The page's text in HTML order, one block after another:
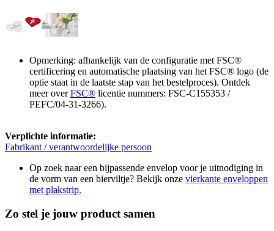
Opmerking: afhankelijk van de configuratie met FSC®
certificering en automatische plaatsing van het FSC® logo (de
optie staat in de laatste stap van het bestelproces). Ontdek
meer overFSC® licentie nummers: FSC-C155353 /
PEFC/04-31-3266).
Verplichte informatie:
Fabrikant / verantwoordelijke persoon
Op zoek naar een bijpassende envelop voor je uitnodiging in
de vorm van een bierviltje? Bekijk onze vierkante enveloppen
met plakstrip.
Zo stel je jouw product samen